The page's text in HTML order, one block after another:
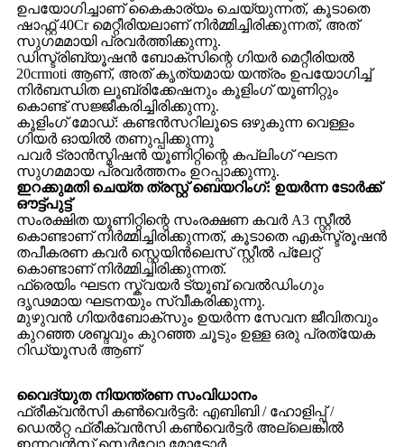
ഉപയോഗിച്ചാണ് കൈകാര്യം ചെയ്യുന്നത്, കൂടാതെ
ഷാഫ്റ്റ് 40Cr മെറ്റീരിയലാണ് നിർമ്മിച്ചിരിക്കുന്നത്, അത്
സുഗമമായി പ്രവർത്തിക്കുന്നു.
ഡിസ്ട്രിബ്യൂഷൻ ബോക്‌സിന്റെ ഗിയർ മെറ്റീരിയൽ
20crmoti ആണ്, അത് കൃത്യമായ യന്ത്രം ഉപയോഗിച്ച്
നിർബന്ധിത ലൂബ്രിക്കേഷനും കൂളിംഗ് യൂണിറ്റും
കൊണ്ട് സജ്ജീകരിച്ചിരിക്കുന്നു.
കൂളിംഗ് മോഡ്: കണ്ടൻസറിലൂടെ ഒഴുകുന്ന വെള്ളം
ഗിയർ ഓയിൽ തണുപ്പിക്കുന്നു
പവർ ട്രാൻസ്മിഷൻ യൂണിറ്റിന്റെ കപ്ലിംഗ് ഘടന
സുഗമമായ പ്രവർത്തനം ഉറപ്പാക്കുന്നു.
ഇറക്കുമതി ചെയ്ത ത്രസ്റ്റ് ബെയറിംഗ്: ഉയർന്ന ടോർക്ക്
ഔട്ട്പുട്ട്
സംരക്ഷിത യൂണിറ്റിന്റെ സംരക്ഷണ കവർ A3 സ്റ്റീൽ
കൊണ്ടാണ് നിർമ്മിച്ചിരിക്കുന്നത്, കൂടാതെ എക്സ്ട്രൂഷൻ
തപീകരണ കവർ സ്റ്റെയിൻലെസ് സ്റ്റീൽ പ്ലേറ്റ്
കൊണ്ടാണ് നിർമ്മിച്ചിരിക്കുന്നത്.
ഫ്രെയിം ഘടന സ്ക്വയർ ട്യൂബ് വെൽഡിംഗും
ദൃഢമായ ഘടനയും സ്വീകരിക്കുന്നു.
മുഴുവൻ ഗിയർബോക്സും ഉയർന്ന സേവന ജീവിതവും
കുറഞ്ഞ ശബ്ദവും കുറഞ്ഞ ചൂടും ഉള്ള ഒരു പ്രത്യേക
റിഡ്യൂസർ ആണ്
വൈദ്യുത നിയന്ത്രണ സംവിധാനം
ഫ്രീക്വൻസി കൺവെർട്ടർ: എബിബി / ഹോളിപ്പ് /
ഡെൽറ്റ ഫ്രീക്വൻസി കൺവെർട്ടർ അല്ലെങ്കിൽ
ഇന്നവൻസ് സെർവോ മോട്ടോർ